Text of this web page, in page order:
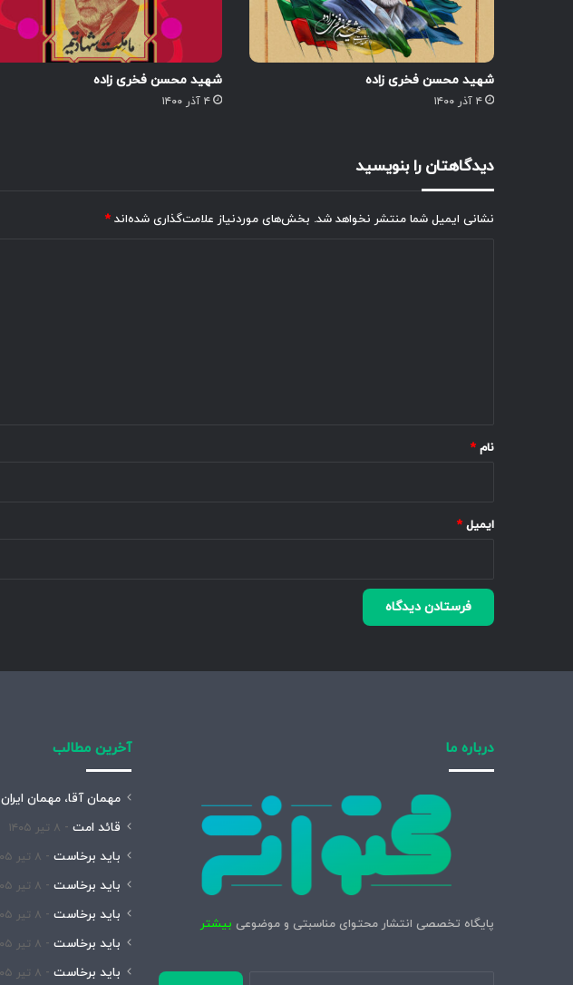
شهید محسن فخری زاده
۴ آذر ۱۴۰۰
شهید محسن فخری زاده
۴ آذر ۱۴۰۰
دیدگاهتان را بنویسید
نشانی ایمیل شما منتشر نخواهد شد. بخش‌های موردنیاز علامت‌گذاری شده‌اند *
نام *
ایمیل *
درباره ما
پایگاه تخصصی انتشار محتوای مناسبتی و موضوعی بیشتر
جستجو
آخرین مطالب
مهمان آقا، مهمان ایران
قائد امت ۸ تیر ۱۴۰۵
باید برخاست ۸ تیر ۱۴۰۵
باید برخاست ۸ تیر ۱۴۰۵
باید برخاست ۸ تیر ۱۴۰۵
باید برخاست ۸ تیر ۱۴۰۵
باید برخاست ۸ تیر ۱۴۰۵